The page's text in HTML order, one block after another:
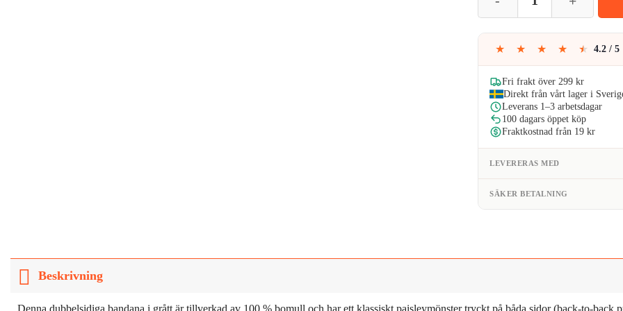
var:
99kr.
★ ★ ★ ★ ★ 4.2 / 5
Fri frakt över 299 kr
Direkt från vårt lager i
Leverans 1–3 arbetsdagar
100 dagars öppet köp
Fraktkostnad från 19 kr
LEVERERAS MED
SÄKER BETALNING
Beskrivning
Denna dubbelsidiga bandana i grått är tillverkad av 100 % bomull och har ett klassiskt paisleymönster tryckt på båda sidor (back-to-back